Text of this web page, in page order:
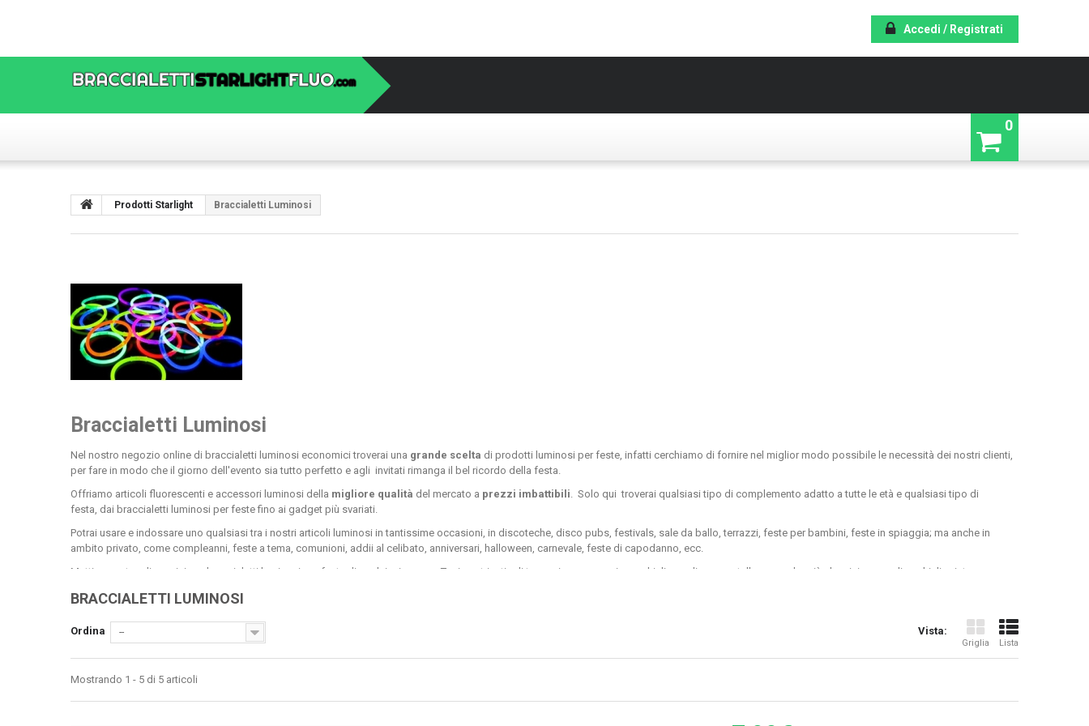
Accedi / Registrati
0
Prodotti Starlight Braccialetti Luminosi
Braccialetti Luminosi
Nel nostro negozio online di braccialetti luminosi economici troverai una grande scelta di prodotti luminosi per feste, infatti cerchiamo di fornire nel miglior modo possibile le necessità dei nostri clienti,
per fare in modo che il giorno dell'evento sia tutto perfetto e agli invitati rimanga il bel ricordo della festa.
Offriamo articoli fluorescenti e accessori luminosi della migliore qualità del mercato a prezzi imbattibili. Solo qui troverai qualsiasi tipo di complemento adatto a tutte le età e qualsiasi tipo di
festa, dai braccialetti luminosi per feste fino ai gadget più svariati.
Potrai usare e indossare uno qualsiasi tra i nostri articoli luminosi in tantissime occasioni, in discoteche, disco pubs, festivals, sale da ballo, terrazzi, feste per bambini, feste in spiaggia; ma anche in
ambito privato, come compleanni, feste a tema, comunioni, addii al celibato, anniversari, halloween, carnevale, feste di capodanno, ecc.
Mettiamo a tua disposizione braccialetti luminosi per feste di qualsiasi genere. Tra i nostri articoli troverai, per esempio, occhiali con di cuore, stella ma anche più classici come gli occhiali aviatore.
uno tra gli articoli fluorescenti più affascinanti, e quando ti rivolgerai a qualcuno durante la festa resterà affascinato e sorpreso dalla luminescenza che sarai in grado di diffondere, magari da abbinare a
braccialetti luminosi personalizzati.
luminosi tripli, indossandoli di tre in tre. Le tue braccia saranno le
Per gli amanti dei cocktails proponiamo articolo fluorescenti di grande effetto. Tra questi troverai le cannuccie disponibili in vari colori, come ilblu, il rosso, il giallo o il verde. Aggiungi un tocco di colore
BRACCIALETTI LUMINOSI
Vista:
Griglia Lista
Ordina --
Mostrando 1 - 5 di 5 articoli